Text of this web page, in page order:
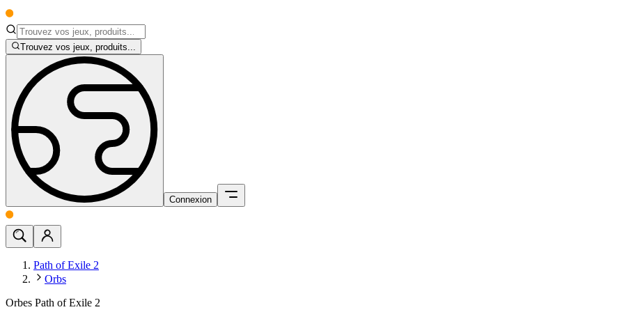
Trouvez vos jeux, produits...
Connexion
Path of Exile 2
Orbs
Orbes Path of Exile 2